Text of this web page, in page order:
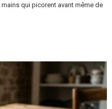
qui picorent avant même de